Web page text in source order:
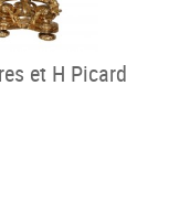
et H Picard